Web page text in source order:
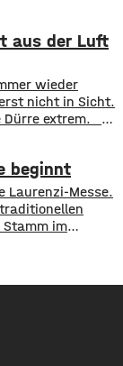
Karten kaufen.
aus der Luft
wieder
nicht in Sicht.
extrem.
statt.
möglichen
Nicht nur
beginnt
Laurenzi-Messe.
im